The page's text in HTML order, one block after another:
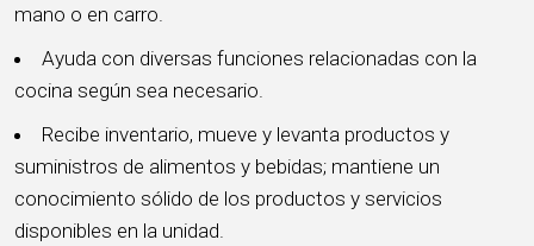
mano o en carro.
Ayuda con diversas funciones relacionadas con la
cocina según sea necesario.
Recibe inventario, mueve y levanta productos y
suministros de alimentos y bebidas; mantiene un
conocimiento sólido de los productos y servicios
disponibles en la unidad.